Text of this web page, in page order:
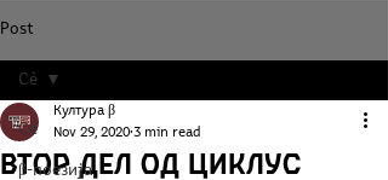
Post
Сè
β-поезија
Сè
Втор дел од Циклус
Култура β
Nov 29, 2020 3 min read